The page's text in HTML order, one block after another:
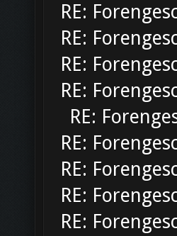
RE:
RE:
RE:
RE:
RE:
RE:
RE:
RE:
RE: